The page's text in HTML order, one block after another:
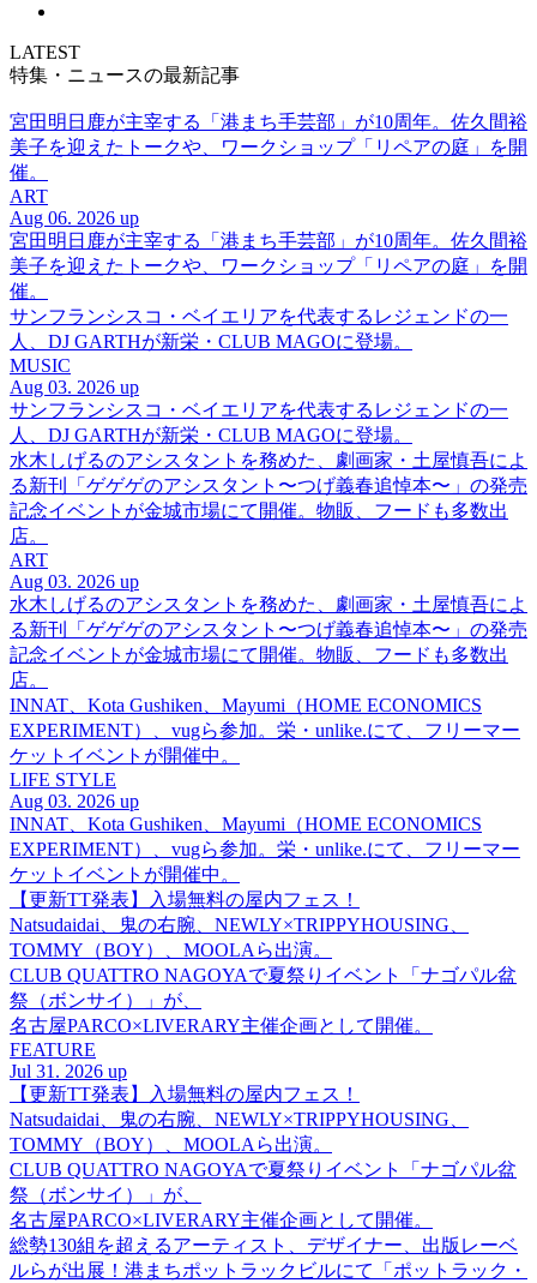
LATEST
特集・ニュースの最新記事
宮田明日鹿が主宰する「港まち手芸部」が10周年。佐久間裕
美子を迎えたトークや、ワークショップ「リペアの庭」を開
催。
ART
Aug 06. 2026 up
宮田明日鹿が主宰する「港まち手芸部」が10周年。佐久間裕
美子を迎えたトークや、ワークショップ「リペアの庭」を開
催。
サンフランシスコ・ベイエリアを代表するレジェンドの一
人、DJ GARTHが新栄・CLUB MAGOに登場。
MUSIC
Aug 03. 2026 up
サンフランシスコ・ベイエリアを代表するレジェンドの一
人、DJ GARTHが新栄・CLUB MAGOに登場。
水木しげるのアシスタントを務めた、劇画家・土屋慎吾によ
る新刊「ゲゲゲのアシスタント〜つげ義春追悼本〜」の発売
記念イベントが金城市場にて開催。物販、フードも多数出
店。
ART
Aug 03. 2026 up
水木しげるのアシスタントを務めた、劇画家・土屋慎吾によ
る新刊「ゲゲゲのアシスタント〜つげ義春追悼本〜」の発売
記念イベントが金城市場にて開催。物販、フードも多数出
店。
INNAT、Kota Gushiken、Mayumi（HOME ECONOMICS
EXPERIMENT）、vugら参加。栄・unlike.にて、フリーマー
ケットイベントが開催中。
LIFE STYLE
Aug 03. 2026 up
INNAT、Kota Gushiken、Mayumi（HOME ECONOMICS
EXPERIMENT）、vugら参加。栄・unlike.にて、フリーマー
ケットイベントが開催中。
【更新TT発表】入場無料の屋内フェス！
Natsudaidai、鬼の右腕、NEWLY×TRIPPYHOUSING、
TOMMY（BOY）、MOOLAら出演。
CLUB QUATTRO NAGOYAで夏祭りイベント「ナゴパル盆
祭（ボンサイ）」が、
名古屋PARCO×LIVERARY主催企画として開催。
FEATURE
Jul 31. 2026 up
【更新TT発表】入場無料の屋内フェス！
Natsudaidai、鬼の右腕、NEWLY×TRIPPYHOUSING、
TOMMY（BOY）、MOOLAら出演。
CLUB QUATTRO NAGOYAで夏祭りイベント「ナゴパル盆
祭（ボンサイ）」が、
名古屋PARCO×LIVERARY主催企画として開催。
総勢130組を超えるアーティスト、デザイナー、出版レーベ
ルらが出展！港まちポットラックビルにて「ポットラック・